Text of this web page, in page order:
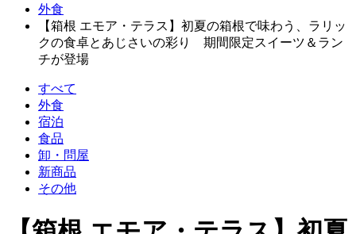
外食
【箱根 エモア・テラス】初夏の箱根で味わう、ラリッ
クの食卓とあじさいの彩り 期間限定スイーツ＆ラン
チが登場
すべて
外食
宿泊
食品
卸・問屋
新商品
その他